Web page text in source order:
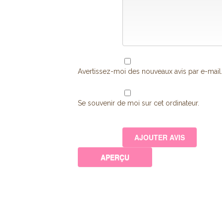
Avertissez-moi des nouveaux avis par e-mail.
Se souvenir de moi sur cet ordinateur.